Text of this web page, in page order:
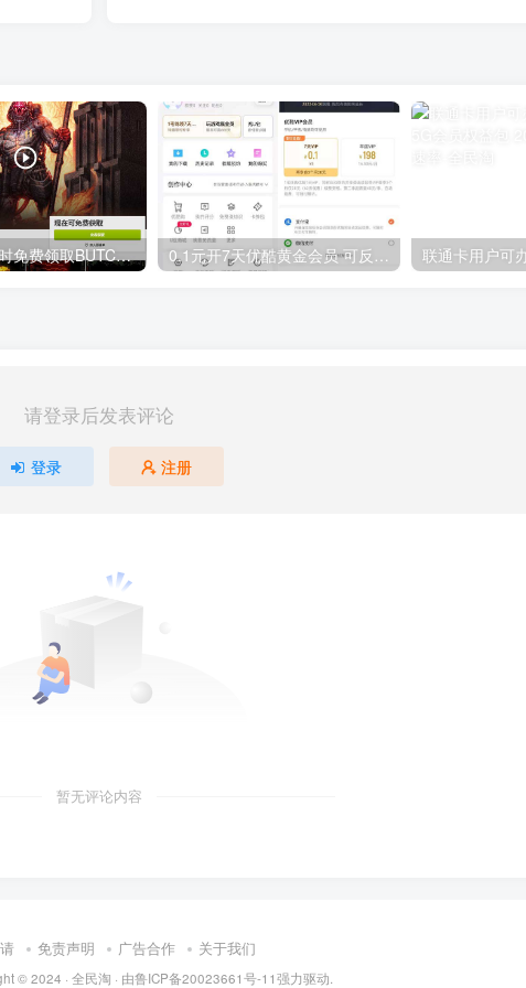
GOG平台限时免费领取BUTCHER（屠夫） 0.1元开7天优酷黄金会员 可反复开通需要关闭自动续费
请登录后发表评论
登录 注册
暂无评论内容
免责声明 广告合作 关于我们
© 2024 · 全民淘 · 由鲁ICP备20023661号-11强力驱动.